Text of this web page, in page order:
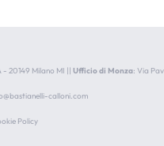
- 20149 Milano MI || Ufficio di Monza: Via
calloni.com
Policy